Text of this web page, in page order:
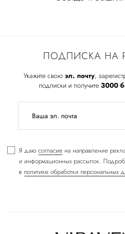
ПОДПИСКА НА
Укажите свою эл. почту,
подписки и получите 3000
Я даю согласие на направление
и информационных рассылок.
в политике обработки персональных